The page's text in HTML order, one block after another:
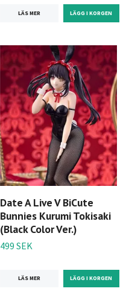
LÄS MER
Date A Live V BiCute
Bunnies Kurumi Tokisaki
(Black Color Ver.)
499 SEK
LÄS MER